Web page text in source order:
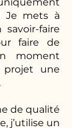
Je mets à
faire
faire de
moment
projet une
de qualité
j’utilise un